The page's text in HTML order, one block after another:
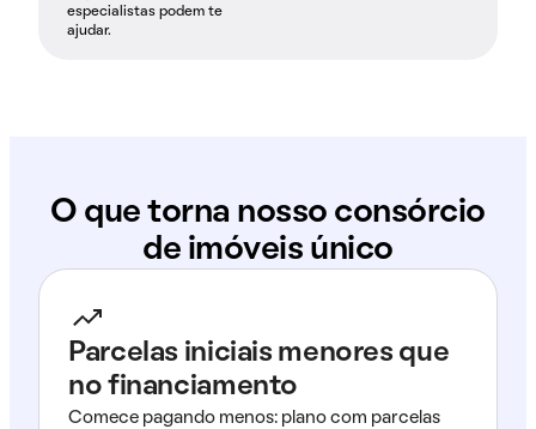
especialistas podem te
ajudar.
O que torna nosso consórcio
de imóveis único
Parcelas iniciais menores que
no financiamento
Comece pagando menos: plano com parcelas